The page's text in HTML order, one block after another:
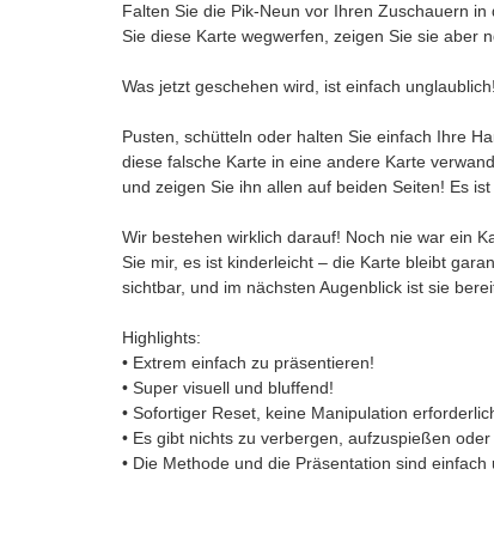
Falten Sie die Pik-Neun vor Ihren Zuschauern
Sie diese Karte wegwerfen, zeigen Sie sie aber
Was jetzt geschehen wird, ist einfach
Pusten, schütteln oder halten Sie einfach Ihre
diese falsche Karte in eine andere Karte
und zeigen Sie ihn allen auf beiden Seiten! Es
Wir bestehen wirklich darauf! Noch nie war ein
Sie mir, es ist kinderleicht – die Karte bleibt
sichtbar, und im nächsten Augenblick ist sie
Highlights:
• Extrem einfach zu präsentieren!
• Super visuell und bluffend!
• Sofortiger Reset, keine Manipulation
• Es gibt nichts zu verbergen, aufzuspießen
• Die Methode und die Präsentation sind